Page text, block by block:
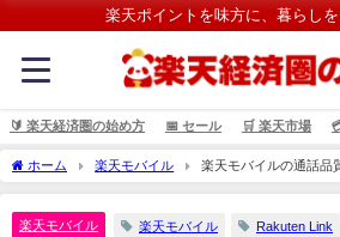
楽天ポイントを味方に、暮らし
🔰 楽天経済圏の始め方 📅 セール 🛒 楽天市場
ホーム 楽天モバイル
楽天モバイルの通話品
途切れる原因と通話品質を上げる方法
楽天モバイル 楽天モバイル Rakuten Link